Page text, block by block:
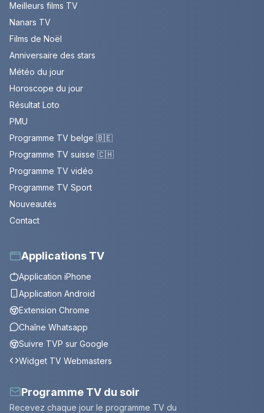
Meilleurs films TV
Nanars TV
Films de Noël
Anniversaire des stars
Météo du jour
Horoscope du jour
Résultat Loto
PMU
Programme TV belge 🇧🇪
Programme TV suisse 🇨🇭
Programme TV vidéo
Programme TV Sport
Nouveautés
Contact
Applications TV
Application iPhone
Application Android
Extension Chrome
Chaîne Whatsapp
Suivre TVP sur Google
Widget TV Webmasters
Programme TV du soir
Recevez chaque jour le programme TV du